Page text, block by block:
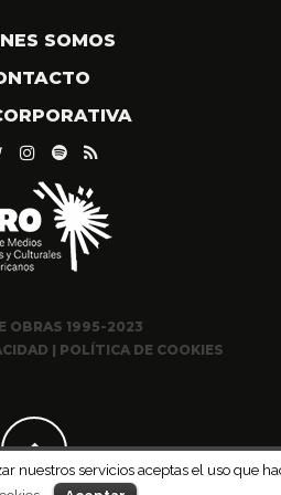
SOMOS
OBRAS 1995-2023
| POLÍTICA DE COOKIES
servicios aceptas el uso que